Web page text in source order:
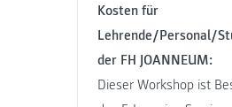
Kosten für
Lehrende/Personal/
der FH JOANNEUM:
Dieser Workshop ist